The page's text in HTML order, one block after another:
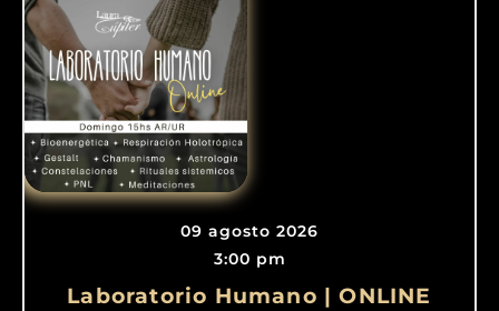
09 agosto 2026
3:00 pm
Laboratorio Humano | ONLINE